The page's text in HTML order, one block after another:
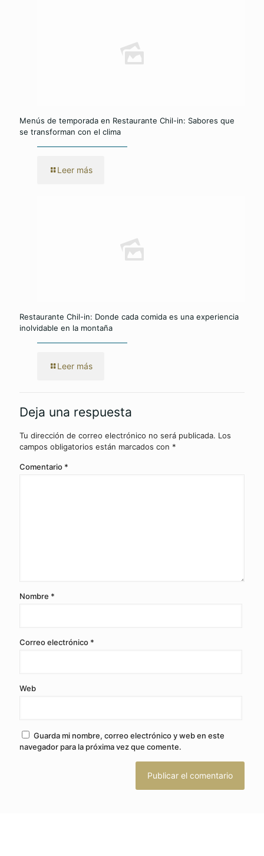
Menús de temporada en Restaurante Chil-in: Sabores que
se transforman con el clima
Leer más
Restaurante Chil-in: Donde cada comida es una experiencia
inolvidable en la montaña
Leer más
Deja una respuesta
Tu dirección de correo electrónico no será publicada. Los
campos obligatorios están marcados con *
Comentario *
Nombre *
Correo electrónico *
Web
Guarda mi nombre, correo electrónico y web en este
navegador para la próxima vez que comente.